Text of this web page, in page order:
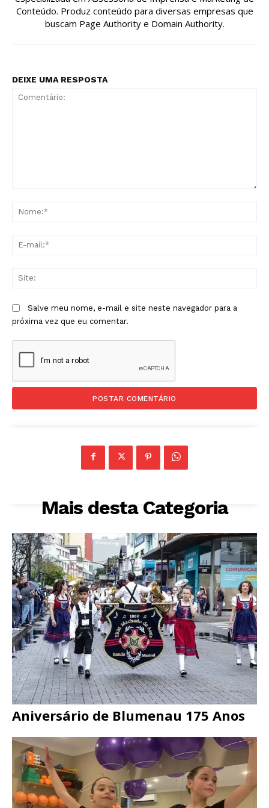
Conteúdo. Produz conteúdo para diversas empresas que
buscam Page Authority e Domain Authority.
DEIXE UMA RESPOSTA
Salve meu nome, e-mail e site neste navegador para a
próxima vez que eu comentar.
Mais desta Categoria
Aniversário de Blumenau 175 Anos